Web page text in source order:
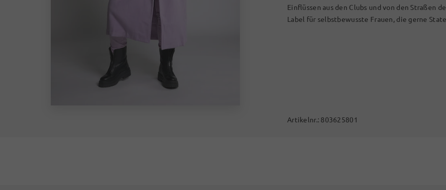
Einflüssen aus den Clubs und von den Straßen
Label für selbstbewusste Frauen, die gerne
Artikelnr.: 803625801